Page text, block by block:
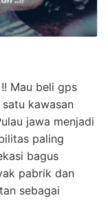
Mau beli gps
kawasan
jawa menjadi
paling
bagus
pabrik dan
sebagai